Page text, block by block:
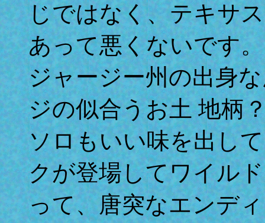
じではなく、テキサ
あって悪くないです
ジャージー州の出身
ジの似合うお土 地柄
ソロもいい味を出し
クが登場してワイル
って、唐突なエンデ